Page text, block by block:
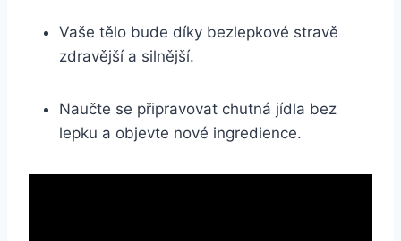
Vaše tělo bude díky bezlepkové stravě
zdravější a silnější.
Naučte se připravovat chutná jídla bez
lepku a objevte nové ingredience.